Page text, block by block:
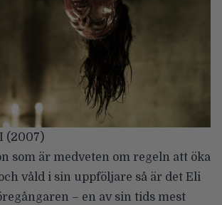
(2007)
som är medveten om regeln att öka
våld i sin uppföljare så är det Eli
– en av sin tids mest